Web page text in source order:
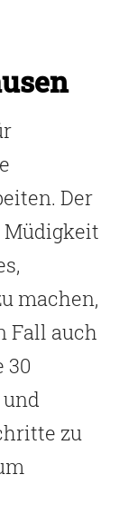
Der
machen,
Fall auch
30
zu